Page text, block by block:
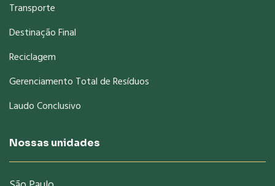
Transporte
Destinação Final
Reciclagem
Gerenciamento Total de Resíduos
Laudo Conclusivo
Nossas unidades